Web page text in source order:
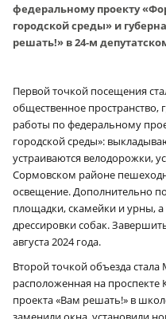
федеральному проекту
городской среды» и
решать!» в 24‑м
Первой точкой посещения
общественное
работы по федеральному
городской среды»:
устраиваются велодорожки,
Сормовском районе
освещение. Дополнительно
площадки, скамейки и урны,
дрессировки собак.
августа 2024 года.
Второй точкой объезда
расположенная на проспекте
проекта «Вам решать!» в